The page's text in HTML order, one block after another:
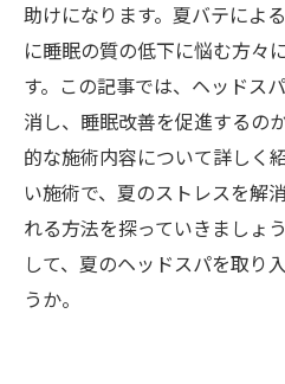
助けになります。夏バテによ
に睡眠の質の低下に悩む方々
す。この記事では、ヘッドス
消し、睡眠改善を促進するの
的な施術内容について詳しく
い施術で、夏のストレスを解
れる方法を探っていきましょ
して、夏のヘッドスパを取り
うか。